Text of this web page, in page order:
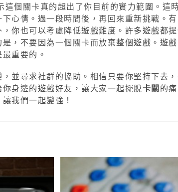
個關卡真的超出了你目前的實力範圍。這
心情。過一段時間後，再回來重新挑戰。
你也可以考慮降低遊戲難度。許多遊戲都提
，不要因為一個關卡而放棄整個遊戲。遊戲
重要的。
並尋求社群的協助。相信只要你堅持下去
身邊的遊戲好友，讓大家一起擺脫卡關的痛
我們一起變強！